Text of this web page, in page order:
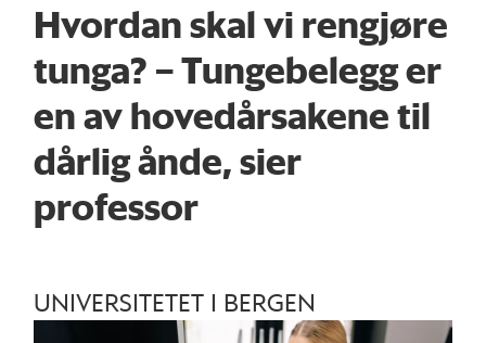
Hvordan skal vi rengjøre
tunga? – Tunge­belegg er
en av hovedårsakene til
dårlig ånde, sier
professor
UNIVERSITETET I BERGEN